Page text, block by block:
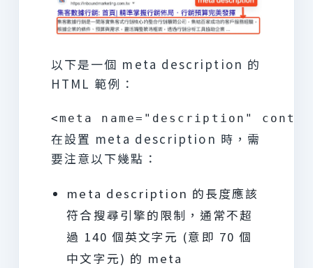
以下是一個 meta description 的
HTML 範例：
在設置 meta description 時，需
要注意以下幾點：
meta description 的長度應該
符合搜尋引擎的限制，通常不超
過 140 個英文字元 (意即 70 個
中文字元) 的 meta